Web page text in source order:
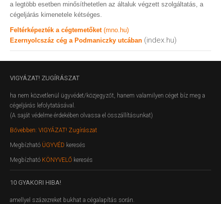
a legtöbb esetben minősíthetetlen az általuk végzett szolgáltatás, a
cégeljárás kimenetele kétséges.
Feltérképezték a cégtemetőket (mno.hu)
Ezernyolcszáz cég a Podmaniczky utcában (index.hu)
VIGYÁZAT! ZUGÍRÁSZAT
ha nem közvetlenül ügyvédet/közjegyzőt, hanem valamilyen céget bíz meg a
cégeljárás lefolytatásával.
(A saját védelme érdekében olvassa el összállításunkat)
Bővebben: VIGYÁZAT! Zugírászat
Megbízható ÜGYVÉD keresés
Megbízható KÖNYVELŐ keresés
10 GYAKORI HIBA!
amellyel százezreket bukhat a cégalapítás során.